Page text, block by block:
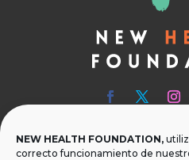
NEW HEALTH FOUNDATION,
correcto funcionamiento de
 Teléfono